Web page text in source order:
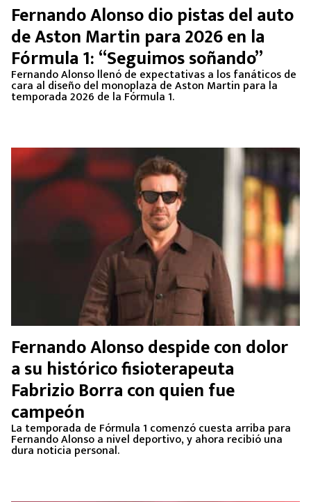
Fernando Alonso dio pistas del auto
de Aston Martin para 2026 en la
Fórmula 1: “Seguimos soñando”
Fernando Alonso llenó de expectativas a los fanáticos de
cara al diseño del monoplaza de Aston Martin para la
temporada 2026 de la Fórmula 1.
Fernando Alonso despide con dolor
a su histórico fisioterapeuta
Fabrizio Borra con quien fue
campeón
La temporada de Fórmula 1 comenzó cuesta arriba para
Fernando Alonso a nivel deportivo, y ahora recibió una
dura noticia personal.